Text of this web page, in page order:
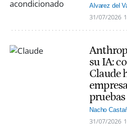
Alvarez del
31/07/2026
su IA:
Claude
Nacho
31/07/2026